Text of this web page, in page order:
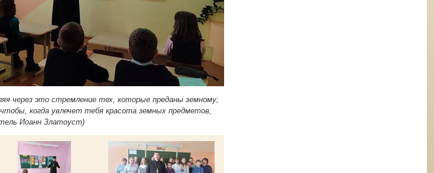
через это стремление тех, которые преданы земному;
когда увлечет тебя красота земных предметов,
Иоанн Златоуст)